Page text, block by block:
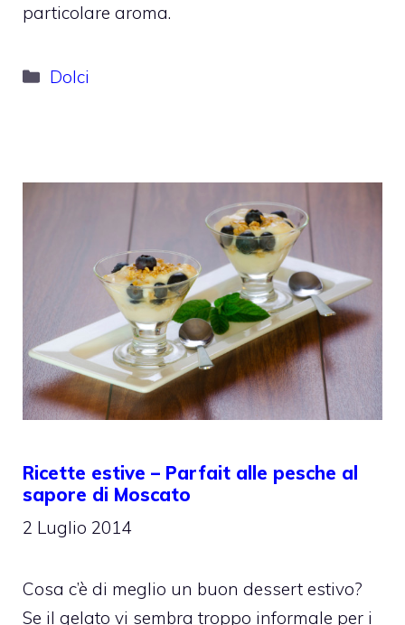
particolare aroma.
Categorie
Dolci
Ricette estive – Parfait alle pesche al
sapore di Moscato
2 Luglio 2014
Cosa c’è di meglio un buon dessert estivo?
Se il gelato vi sembra troppo informale per i